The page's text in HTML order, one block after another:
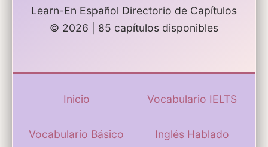
Learn-En Español Directorio de Capítulos
© 2026 | 85 capítulos disponibles
Inicio Vocabulario IELTS
Vocabulario Básico Inglés Hablado